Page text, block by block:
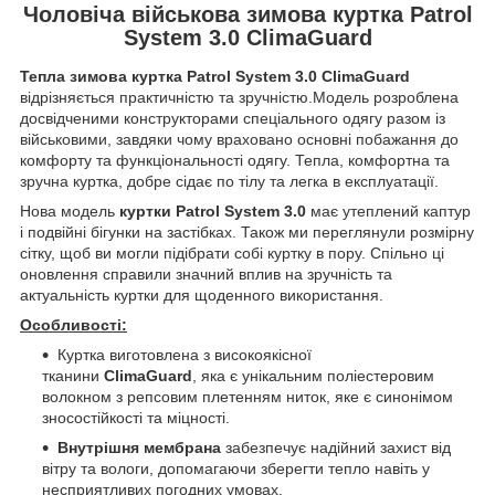
Чоловіча військова зимова куртка Patrol
System 3.0 ClimaGuard
Тепла зимова куртка Patrol System 3.0 ClimaGuard
відрізняється практичністю та зручністю.Модель розроблена
досвідченими конструкторами спеціального одягу разом із
військовими, завдяки чому враховано основні побажання до
комфорту та функціональності одягу. Тепла, комфортна та
зручна куртка, добре сідає по тілу та легка в експлуатації.
Нова модель куртки Patrol System 3.0 має утеплений каптур
і подвійні бігунки на застібках. Також ми переглянули розмірну
сітку, щоб ви могли підібрати собі куртку в пору. Спільно ці
оновлення справили значний вплив на зручність та
актуальність куртки для щоденного використання.
Особливості:
Куртка виготовлена ​​з високоякісної
тканини ClimaGuard, яка є унікальним поліестеровим
волокном з репсовим плетенням ниток, яке є синонімом
зносостійкості та міцності.
Внутрішня мембрана забезпечує надійний захист від
вітру та вологи, допомагаючи зберегти тепло навіть у
несприятливих погодних умовах.